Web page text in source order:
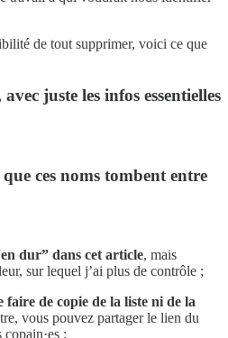
de tout supprimer, voici ce que
juste les infos essentielles
ces noms tombent entre
dur” dans cet article, mais
sur lequel j’ai plus de contrôle ;
faire de copie de la liste ni de la
vous pouvez partager le lien du
;